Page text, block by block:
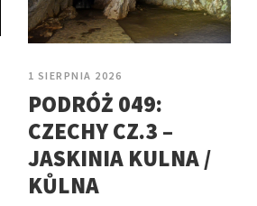
1 SIERPNIA 2026
PODRÓŻ 049:
CZECHY CZ.3 –
JASKINIA KULNA /
KŮLNA